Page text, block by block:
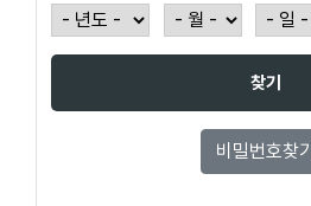
찾기
비밀번호찾기